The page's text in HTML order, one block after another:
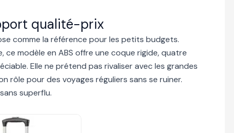
qualité-prix
comme la référence pour les petits budgets.
modèle en ABS offre une coque rigide, quatre
Elle ne prétend pas rivaliser avec les grandes
rôle pour des voyages réguliers sans se ruiner.
superflu.